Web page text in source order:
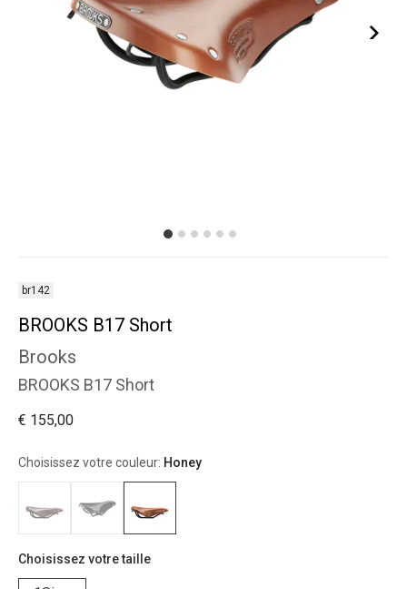
br142
BROOKS B17 Short
Brooks
BROOKS B17 Short
€ 155,00
Choisissez votre couleur: Honey
Choisissez votre taille